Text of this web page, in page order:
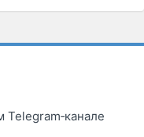
Telegram‑канале